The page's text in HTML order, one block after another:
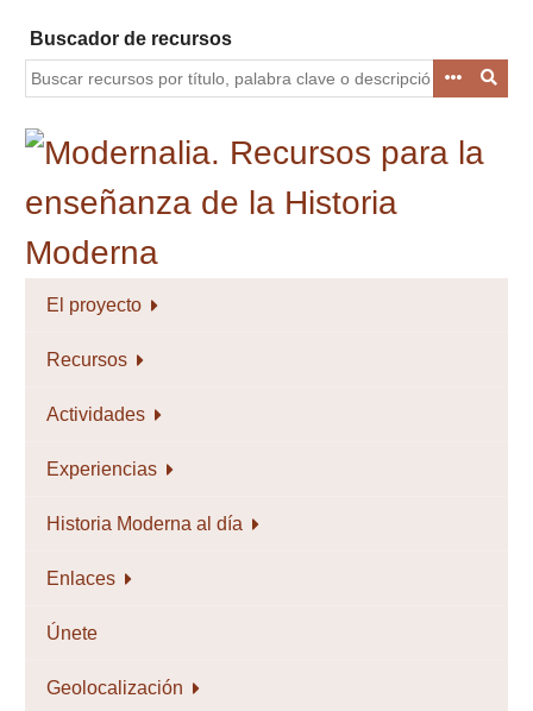
contenido
principal
Buscador de recursos
El proyecto
Recursos
Actividades
Experiencias
Historia Moderna al día
Enlaces
Únete
Geolocalización